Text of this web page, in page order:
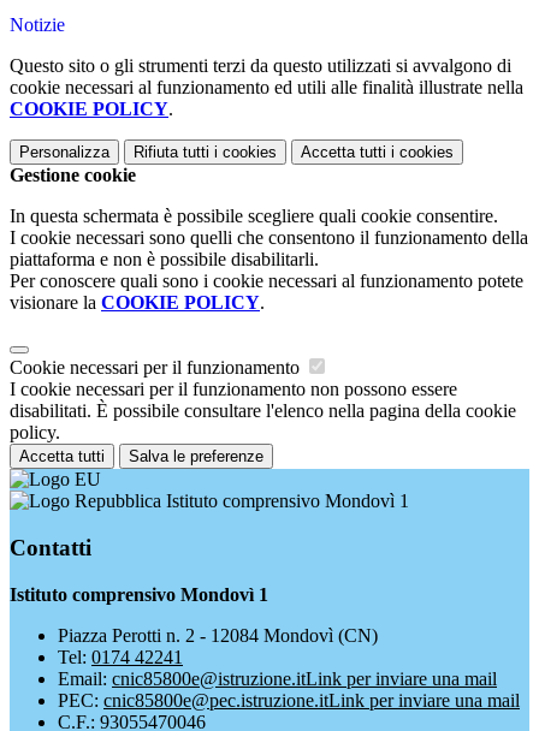
Notizie
Questo sito o gli strumenti terzi da questo utilizzati si avvalgono di
cookie necessari al funzionamento ed utili alle finalità illustrate nella
COOKIE POLICY.
Personalizza Rifiuta tutti i cookies Accetta tutti i cookies
Gestione cookie
In questa schermata è possibile scegliere quali cookie consentire.
I cookie necessari sono quelli che consentono il funzionamento della
piattaforma e non è possibile disabilitarli.
Per conoscere quali sono i cookie necessari al funzionamento potete
visionare la COOKIE POLICY.
Cookie necessari per il funzionamento
I cookie necessari per il funzionamento non possono essere
disabilitati. È possibile consultare l'elenco nella pagina della cookie
policy.
Accetta tutti Salva le preferenze
Istituto comprensivo Mondovì 1
Contatti
Istituto comprensivo Mondovì 1
Piazza Perotti n. 2 - 12084 Mondovì (CN)
Tel: 0174 42241
Email: cnic85800e@istruzione.itLink per inviare una mail
PEC: cnic85800e@pec.istruzione.itLink per inviare una mail
C.F.: 93055470046